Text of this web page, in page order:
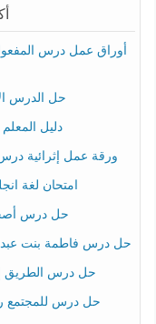
أوراق عمل درس
حل الدرس
دليل
ورقة عمل إثرائية
امتحان لغة
حل درس
حل درس فاطمة بنت
حل درس الطريق
حل درس للمجتمع